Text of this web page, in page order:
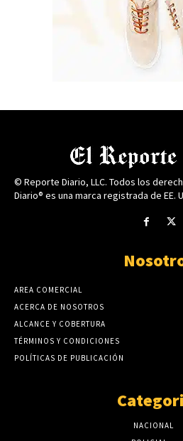
© Reporte Diario, LLC. Todos los
Diario® es una marca registrada de EE.
AREA COMERCIAL
ACERCA DE NOSOTROS
ALCANCE Y COBERTURA
TÉRMINOS Y CONDICIONES
POLÍTICAS DE PUBLICACIÓN
NACIONAL